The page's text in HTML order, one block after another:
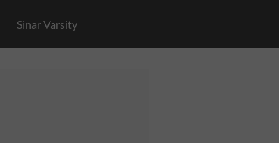
Sinar Varsity